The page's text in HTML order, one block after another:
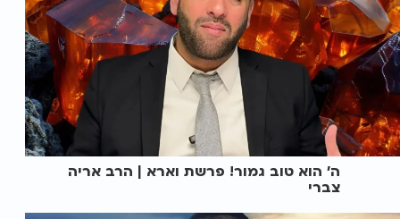
ה' הוא טוב גמור! פרשת וארא | הרב אריה
צברי